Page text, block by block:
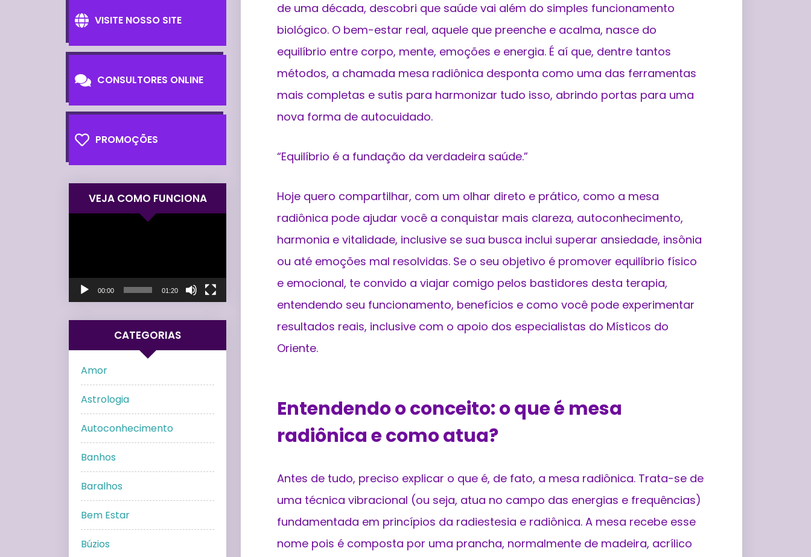
de uma década, descobri que saúde vai além do simples funcionamento
biológico. O bem-estar real, aquele que preenche e acalma, nasce do
equilíbrio entre corpo, mente, emoções e energia. É aí que, dentre tantos
métodos, a chamada mesa radiônica desponta como uma das ferramentas
mais completas e sutis para harmonizar tudo isso, abrindo portas para uma
nova forma de autocuidado.
“Equilíbrio é a fundação da verdadeira saúde.”
Hoje quero compartilhar, com um olhar direto e prático, como a mesa
radiônica pode ajudar você a conquistar mais clareza, autoconhecimento,
harmonia e vitalidade, inclusive se sua busca inclui superar ansiedade, insônia
ou até emoções mal resolvidas. Se o seu objetivo é promover equilíbrio físico
e emocional, te convido a viajar comigo pelos bastidores desta terapia,
entendendo seu funcionamento, benefícios e como você pode experimentar
resultados reais, inclusive com o apoio dos especialistas do Místicos do
Oriente.
Entendendo o conceito: o que é mesa
radiônica e como atua?
Antes de tudo, preciso explicar o que é, de fato, a mesa radiônica. Trata-se de
uma técnica vibracional (ou seja, atua no campo das energias e frequências)
fundamentada em princípios da radiestesia e radiônica. A mesa recebe esse
nome pois é composta por uma prancha, normalmente de madeira, acrílico
VISITE NOSSO SITE
CONSULTORES ONLINE
PROMOÇÕES
VEJA COMO FUNCIONA
00:00 01:20
CATEGORIAS
Amor
Astrologia
Autoconhecimento
Banhos
Baralhos
Bem Estar
Búzios